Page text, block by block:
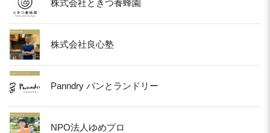
株式会社ときつ養蜂園
株式会社良心塾
Panndry パンとランドリー
NPO法人ゆめプロ